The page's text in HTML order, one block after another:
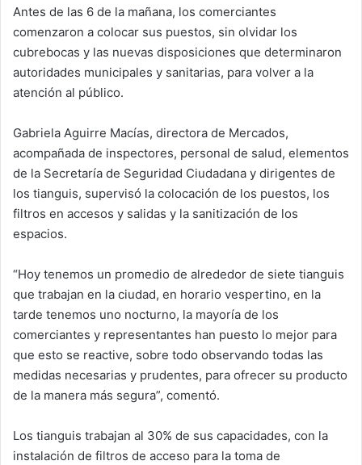
Antes de las 6 de la mañana, los comerciantes
comenzaron a colocar sus puestos, sin olvidar los
cubrebocas y las nuevas disposiciones que determinaron
autoridades municipales y sanitarias, para volver a la
atención al público.
Gabriela Aguirre Macías, directora de Mercados,
acompañada de inspectores, personal de salud, elementos
de la Secretaría de Seguridad Ciudadana y dirigentes de
los tianguis, supervisó la colocación de los puestos, los
filtros en accesos y salidas y la sanitización de los
espacios.
“Hoy tenemos un promedio de alrededor de siete tianguis
que trabajan en la ciudad, en horario vespertino, en la
tarde tenemos uno nocturno, la mayoría de los
comerciantes y representantes han puesto lo mejor para
que esto se reactive, sobre todo observando todas las
medidas necesarias y prudentes, para ofrecer su producto
de la manera más segura”, comentó.
Los tianguis trabajan al 30% de sus capacidades, con la
instalación de filtros de acceso para la toma de